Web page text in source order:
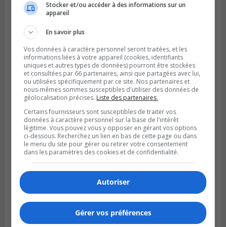
SAINT-LAMBERT
Publié le 4 août 2026 à 12h00
Une conseillère de Saint-Lambert craint le
développement de MET
Stocker et/ou accéder à des informations sur un
appareil
En savoir plus
Vos données à caractère personnel seront traitées, et les
informations liées à votre appareil (cookies, identifiants
uniques et autres types de données) pourront être stockées
et consultées par 66 partenaires, ainsi que partagées avec lui,
ou utilisées spécifiquement par ce site. Nos partenaires et
nous-mêmes sommes susceptibles d'utiliser des données de
géolocalisation précises. Liste des partenaires.
Certains fournisseurs sont susceptibles de traiter vos
données à caractère personnel sur la base de l'intérêt
légitime. Vous pouvez vous y opposer en gérant vos options
ci-dessous. Recherchez un lien en bas de cette page ou dans
le menu du site pour gérer ou retirer votre consentement
dans les paramètres des cookies et de confidentialité.
Autoriser
Gérer vos préférences